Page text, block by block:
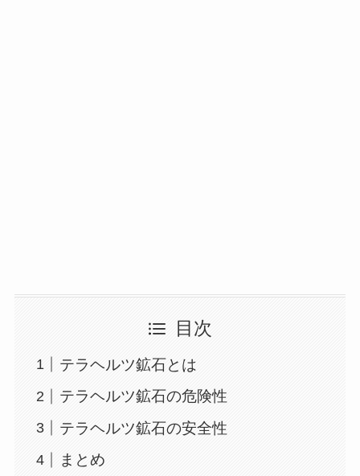
目次
テラヘルツ鉱石とは
テラヘルツ鉱石の危険性
テラヘルツ鉱石の安全性
まとめ